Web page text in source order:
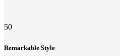
50
Remarkable Style